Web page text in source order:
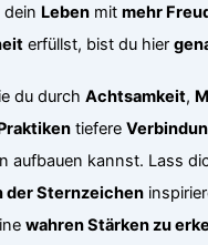
dein Leben mitmehr
erfüllst, bist du hier
du durchAchtsamkeit,
tiefere
aufbauen kannst. Lass
der Sternzeichen
wahren Stärken zu